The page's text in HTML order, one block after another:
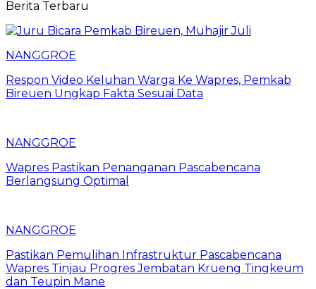
Berita Terbaru
NANGGROE
Respon Video Keluhan Warga Ke Wapres, Pemkab
Bireuen Ungkap Fakta Sesuai Data
NANGGROE
Wapres Pastikan Penanganan Pascabencana
Berlangsung Optimal
NANGGROE
Pastikan Pemulihan Infrastruktur Pascabencana
Wapres Tinjau Progres Jembatan Krueng Tingkeum
dan Teupin Mane